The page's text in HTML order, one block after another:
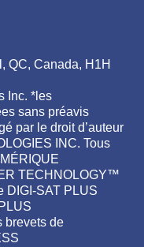
QC, Canada, H1H
Inc. *les
sans préavis
par le droit d’auteur
INC. Tous
TECHNOLOGY™
DIGI-SAT PLUS
brevets de